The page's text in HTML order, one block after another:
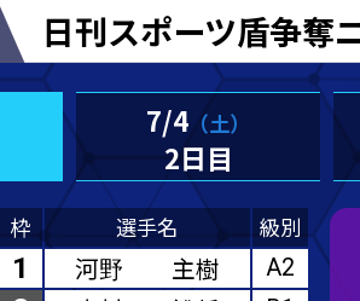
日刊スポーツ盾争奪ニッカ
7/4（土）
2日目
7/5（
選手名 級別
河野 主樹
中村 裕将 B1
金児 隆太 B1